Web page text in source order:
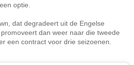
optie.
dat degradeert uit de Engelse
dan weer naar die tweede
een contract voor drie seizoenen.